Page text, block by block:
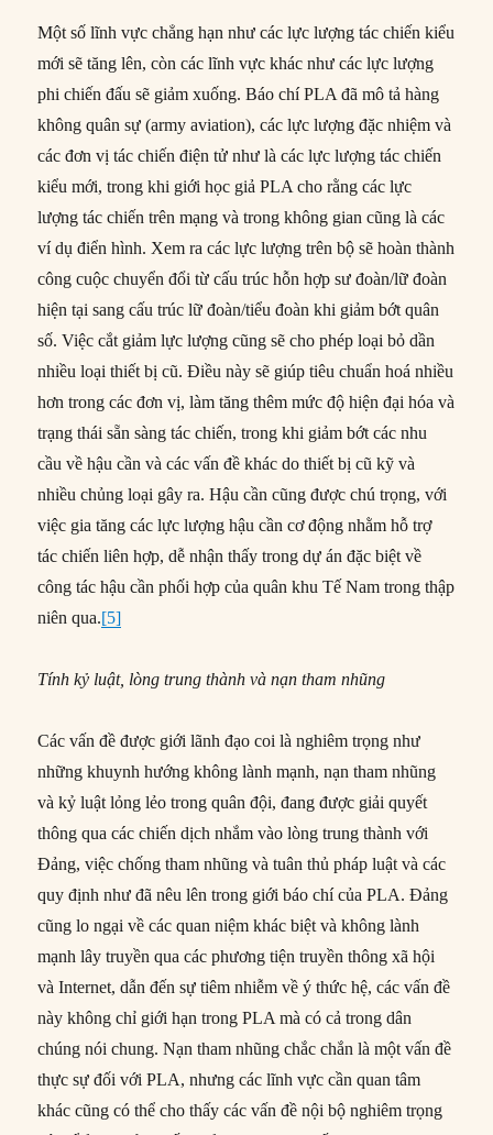
Một số lĩnh vực chẳng hạn như các lực lượng tác chiến kiểu
mới sẽ tăng lên, còn các lĩnh vực khác như các lực lượng
phi chiến đấu sẽ giảm xuống. Báo chí PLA đã mô tả hàng
không quân sự (army aviation), các lực lượng đặc nhiệm và
các đơn vị tác chiến điện tử như là các lực lượng tác chiến
kiểu mới, trong khi giới học giả PLA cho rằng các lực
lượng tác chiến trên mạng và trong không gian cũng là các
ví dụ điển hình. Xem ra các lực lượng trên bộ sẽ hoàn thành
công cuộc chuyển đổi từ cấu trúc hỗn hợp sư đoàn/lữ đoàn
hiện tại sang cấu trúc lữ đoàn/tiểu đoàn khi giảm bớt quân
số. Việc cắt giảm lực lượng cũng sẽ cho phép loại bỏ dần
nhiều loại thiết bị cũ. Điều này sẽ giúp tiêu chuẩn hoá nhiều
hơn trong các đơn vị, làm tăng thêm mức độ hiện đại hóa và
trạng thái sẵn sàng tác chiến, trong khi giảm bớt các nhu
cầu về hậu cần và các vấn đề khác do thiết bị cũ kỹ và
nhiều chủng loại gây ra. Hậu cần cũng được chú trọng, với
việc gia tăng các lực lượng hậu cần cơ động nhằm hỗ trợ
tác chiến liên hợp, dễ nhận thấy trong dự án đặc biệt về
công tác hậu cần phối hợp của quân khu Tế Nam trong thập
niên qua.[5]
Tính kỷ luật, lòng trung thành và nạn tham nhũng
Các vấn đề được giới lãnh đạo coi là nghiêm trọng như
những khuynh hướng không lành mạnh, nạn tham nhũng
và kỷ luật lỏng lẻo trong quân đội, đang được giải quyết
thông qua các chiến dịch nhắm vào lòng trung thành với
Đảng, việc chống tham nhũng và tuân thủ pháp luật và các
quy định như đã nêu lên trong giới báo chí của PLA. Đảng
cũng lo ngại về các quan niệm khác biệt và không lành
mạnh lây truyền qua các phương tiện truyền thông xã hội
và Internet, dẫn đến sự tiêm nhiễm về ý thức hệ, các vấn đề
này không chỉ giới hạn trong PLA mà có cả trong dân
chúng nói chung. Nạn tham nhũng chắc chắn là một vấn đề
thực sự đối với PLA, nhưng các lĩnh vực cần quan tâm
khác cũng có thể cho thấy các vấn đề nội bộ nghiêm trọng